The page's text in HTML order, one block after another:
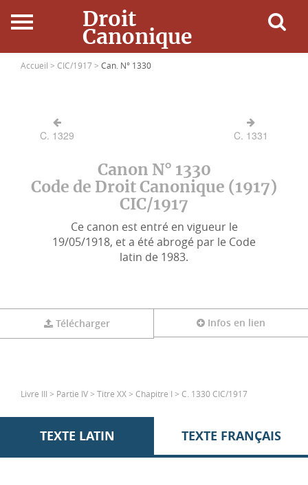
Droit
Canonique
Accueil
Ressources
Accueil > CIC/1917 > Can. N° 1330
C. 1329 C. 1331
Canon N° 1330
Code de Droit Canonique (1917)
CIC/1917
Ce canon est entré en vigueur le
19/05/1918, et a été abrogé par le Code
latin de 1983.
Télécharger Infos en lien
Livre III > Partie IV > Titre XX > Chapitre I > C. 1330 CIC/1917
TEXTE LATIN TEXTE FRANÇAIS